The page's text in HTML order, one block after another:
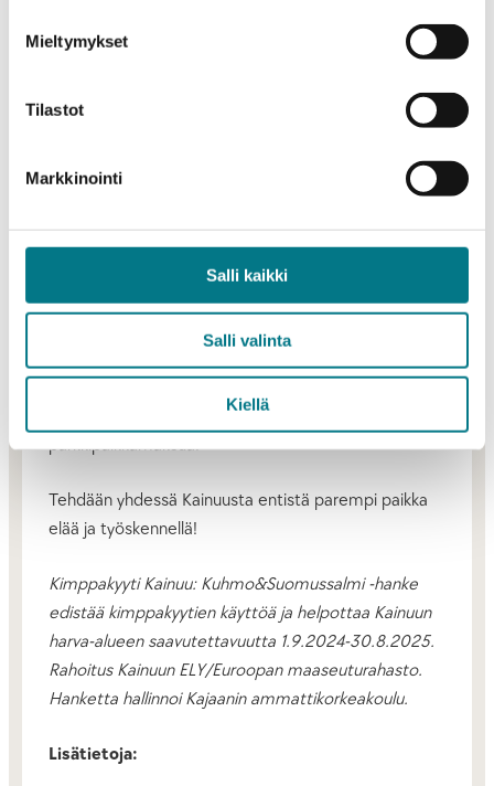
Mieltymykset
Tilastot
Markkinointi
Salli kaikki
Salli valinta
Kiellä
yrityksen sisäisissä kanavissa, kuten intranetissä,
järjestää tiedotustilaisuuksia tai tempauksia aiheesta.
Tarjotkaa työntekijöille kannustimia kimppakyytien
järjestää kilpailuja, joissa palkitaan aktiivisimmat
kimppakyytien käyttäjät.
Kannustimena käyttöön voi myös alentaa
parkkipaikkamaksua.
Tehdään yhdessä Kainuusta entistä parempi paikka
elää ja työskennellä!
Kimppakyyti Kainuu: Kuhmo&Suomussalmi -hanke
edistää kimppakyytien käyttöä ja helpottaa Kainuun
harva-alueen saavutettavuutta 1.9.2024-30.8.2025.
Rahoitus Kainuun ELY/Euroopan maaseuturahasto.
Hanketta hallinnoi Kajaanin ammattikorkeakoulu.
Lisätietoja: